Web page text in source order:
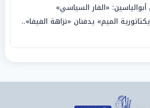
أبوالياسين: «الفار السياسي»
الميم» يدفنان «نزاهة الفيفا»..